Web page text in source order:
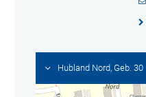
Hubland Nord, Geb. 30